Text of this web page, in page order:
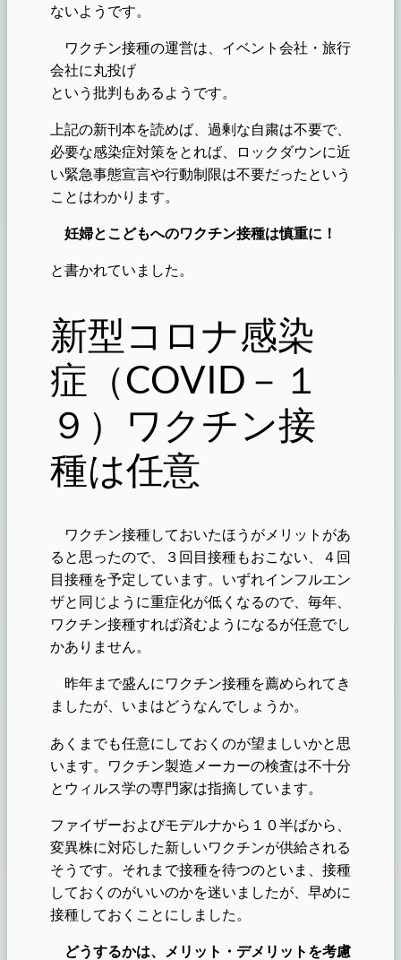
ないようです。
ワクチン接種の運営は、イベント会社・旅行
会社に丸投げ
という批判もあるようです。
上記の新刊本を読めば、過剰な自粛は不要で、
必要な感染症対策をとれば、ロックダウンに近
い緊急事態宣言や行動制限は不要だったという
ことはわかります。
妊婦とこどもへのワクチン接種は慎重に！
と書かれていました。
新型コロナ感染
症（COVID－１
９）ワクチン接
種は任意
ワクチン接種しておいたほうがメリットがあ
ると思ったので、３回目接種もおこない、４回
目接種を予定しています。いずれインフルエン
ザと同じように重症化が低くなるので、毎年、
ワクチン接種すれば済むようになるが任意でし
かありません。
昨年まで盛んにワクチン接種を薦められてき
ましたが、いまはどうなんでしょうか。
あくまでも任意にしておくのが望ましいかと思
います。ワクチン製造メーカーの検査は不十分
とウィルス学の専門家は指摘しています。
ファイザーおよびモデルナから１０半ばから、
変異株に対応した新しいワクチンが供給される
そうです。それまで接種を待つのといま、接種
しておくのがいいのかを迷いましたが、早めに
接種しておくことにしました。
どうするかは、メリット・デメリットを考慮